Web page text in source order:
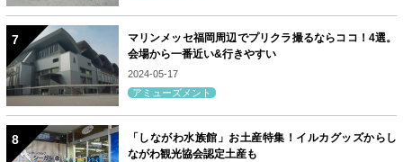
マリンメッセ福岡周辺でプリクラ撮るならココ！4選。
会場から一番近い&行きやすい
2024-05-17
アミューズメント
「しながわ水族館」お土産特集！イルカグッズからし
ながわ観光協会認定土産も